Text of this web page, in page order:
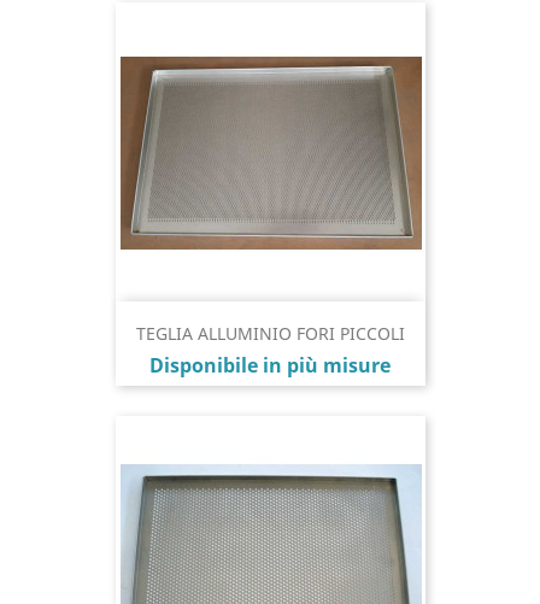
TEGLIA ALLUMINIO FORI PICCOLI
Prezzo
Disponibile in più misure